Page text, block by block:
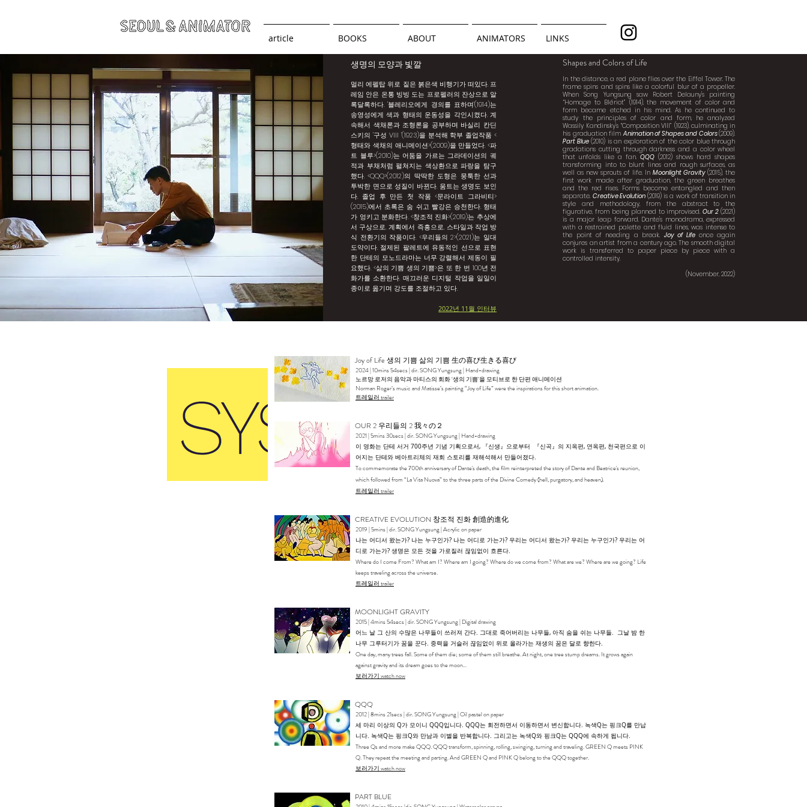
article BOOKS ABOUT ANIMATORS LINKS
생명의 모양과 빛깔
멀리 에펠탑 위로 짙은 붉은색 비행기가 떠있다. 프
레임 안은 온통 빙빙 도는 프로펠러의 잔상으로 알
록달록하다. '블레리오에게 경의를 표하며'(1914)는
송영성에게 색과 형태의 운동성을 각인시켰다. 계
속해서 색채론과 조형론을 공부하며 바실리 칸딘
스키의 '구성 VIII '(1923)을 분석해 학부 졸업작품 <
형태와 색채의 애니메이션>(2009)을 만들었다. <파
트 블루>(2010)는 어둠을 가르는 그라데이션의 궤
적과 부채처럼 펼쳐지는 색상환으로 파랑을 탐구
했다. <QQQ>(2012)의 딱딱한 도형은 뭉툭한 선과
투박한 면으로 성질이 바뀐다. 움트는 생명도 보인
다. 졸업 후 만든 첫 작품 <문라이트 그라비티>
(2015)에서 초록은 숨 쉬고 빨강은 승천한다. 형태
가 엉키고 분화한다. <창조적 진화>(2019)는 추상에
서 구상으로, 계획에서 즉흥으로, 스타일과 작업 방
식 전환기의 작품이다. <우리들의 2>(2021)는 일대
도약이다. 절제된 팔레트에 유동적인 선으로 표현
한 단테의 모노드라마는 너무 강렬해서 제동이 필
요했다. <삶의 기쁨 생의 기쁨>은 또 한 번 100년 전
화가를 소환한다. 매끄러운 디지털 작업을 일일이
종이로 옮기며 강도를 조절하고 있다.
2022년 11월 인터뷰
Shapes and Colors of Life
In the distance, a red plane flies over the Eiffel Tower. The
frame spins and spins like a colorful blur of a propeller.
When Song Yungsung saw Robert Delauny's painting
“Homage to Blériot” (1914), the movement of color and
form became etched in his mind. As he continued to
study the principles of color and form, he analyzed
Wassily Kandinsky's “Composition VIII” (1923), culminating in
his graduation filmAnimation of Shapes and Colors(2009).
Part Blue(2010) is an exploration of the color blue through
gradations cutting through darkness and a color wheel
that unfolds like a fan.QQQ (2012) shows hard shapes
transforming into to blunt lines and rough surfaces, as
well as new sprouts of life. InMoonlight Gravity(2015), the
first work made after graduation, the green breathes
and the red rises. Forms become entangled and then
separate. Creative Evolution(2019) is a work of transition in
style and methodology, from the abstract to the
figurative, from being planned to improvised.Our 2(2021)
is a major leap forward. Dante's monodrama, expressed
with a restrained palette and fluid lines, was intense to
the point of needing a break. Joy of Lifeonce again
conjures an artist from a century ago. The smooth digital
work is transferred to paper piece by piece with a
controlled intensity.
​(November, 2022)
Joy of Life 생의 기쁨 삶의 기쁨 生の喜び生きる喜び
2024 | 10mins 54secs | dir. SONG Yungsung | Hand-drawing
노르망 로저의 음악과 마티스의 회화 ‘생의 기쁨’을 모티브로 한 단편 애니메이션
Norman Roger’s music and Matisse’s painting “Joy of Life” were the inspirations for this short animation.
​​트레일러 trailer
OUR 2 우리들의 2 我々の２
2021 | 5mins 30secs | dir. SONG Yungsung | Hand-drawing
이 영화는 단테 서거 700주년 기념 기획으로서, 『신생』으로부터 『신곡』의 지옥편, 연옥편, 천국편으로 이
어지는 단테와 베아트리체의 재회 스토리를 재해석해서 만들어졌다.
To commemorate the 700th anniversary of Dante's death, the film reinterpreted the story of Dante and Beatrice's reunion,
which followed from “La Vita Nuova” to the three parts of the Divine Comedy (hell, purgatory, and heaven).
​트레일러 trailer
CREATIVE EVOLUTION 창조적 진화 創造的進化
2019 | 5mins | dir. SONG Yungsung | Acrylic on paper
나는 어디서 왔는가? 나는 누구인가? 나는 어디로 가는가? 우리는 어디서 왔는가? 우리는 누구인가? 우리는 어
디로 가는가? 생명은 모든 것을 가로질러 끊임없이 흐른다.
Where do I come From? What am I? Where am I going? Where do we come from? What are we? Where are we going? Life
keeps traveling across the universe.
​트레일러 trailer
MOONLIGHT GRAVITY
2015 | 4mins 54secs​ | dir. SONG Yungsung | Digital drawing
어느 날 그 산의 수많은 나무들이 쓰러져 간다. 그대로 죽어버리는 나무들, 아직 숨을 쉬는 나무들. 그날 밤 한
나무 그루터기가 꿈을 꾼다. 중력을 거슬러 끊임없이 위로 올라가는 재생의 꿈은 달로 향한다.
One day, many trees fall. Some of them die; some of them still breathe. At night, one tree stump dreams. It grows again
against gravity and its dream goes to the moon…
​보러가기 watch now
QQQ
2012 | 8mins 21secs​ | dir. SONG Yungsung | Oil pastel on paper
세 마리 이상의 Q가 모이니 QQQ입니다. QQQ는 회전하면서 이동하면서 변신합니다. 녹색Q는 핑크Q를 만납
니다. 녹색Q는 핑크Q와 만남과 이별을 반복합니다. 그리고는 녹색Q와 핑크Q는 QQQ에 속하게 됩니다.
Three Qs and more make QQQ. QQQ transform, spinning, rolling, swinging, turning and traveling. GREEN Q meets PINK
Q. They repeat the meeting and parting. And GREEN Q and PINK Q belong to the QQQ together.
​보러가기 watch now
PART BLUE